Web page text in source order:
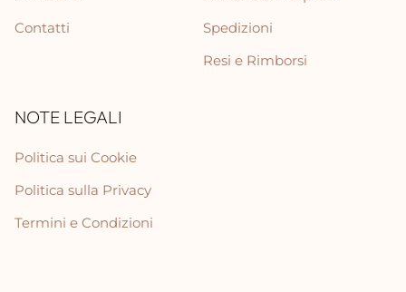
Contatti
Spedizioni
Resi e Rimborsi
NOTE LEGALI
Politica sui Cookie
Politica sulla Privacy
Termini e Condizioni